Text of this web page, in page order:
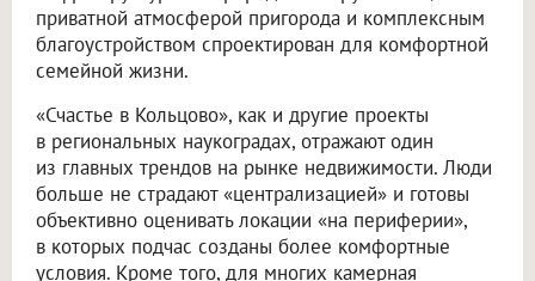
приватной атмосферой пригорода и комплексным
благоустройством спроектирован для комфортной
семейной жизни.
«Счастье в Кольцово», как и другие проекты
в региональных наукоградах, отражают один
из главных трендов на рынке недвижимости. Люди
больше не страдают «централизацией» и готовы
объективно оценивать локации «на периферии»,
в которых подчас созданы более комфортные
условия. Кроме того, для многих камерная